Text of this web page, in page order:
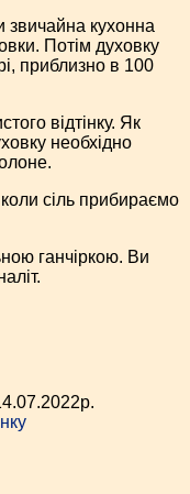
кухонна
Потім духовку
приблизно в 100
відтінку. Як
необхідно
сіль прибираємо
ганчіркою. Ви